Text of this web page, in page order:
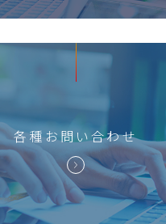
各種お問い合わせ